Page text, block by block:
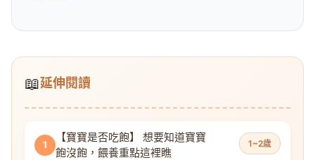
📖延伸閱讀
1
【寶寶是否吃飽】 想要知道寶寶
飽沒飽，餵養重點這裡瞧
1~2歲